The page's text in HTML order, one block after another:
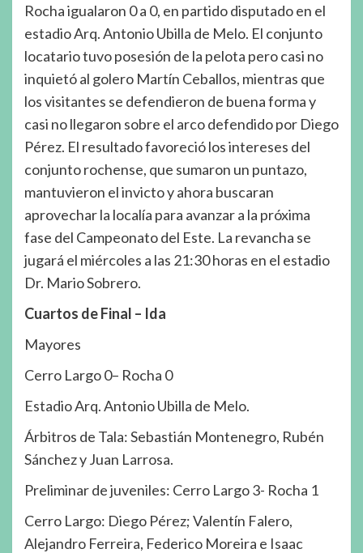
Rocha igualaron 0 a 0, en partido disputado en el
estadio Arq. Antonio Ubilla de Melo. El conjunto
locatario tuvo posesión de la pelota pero casi no
inquietó al golero Martín Ceballos, mientras que
los visitantes se defendieron de buena forma y
casi no llegaron sobre el arco defendido por Diego
Pérez. El resultado favoreció los intereses del
conjunto rochense, que sumaron un puntazo,
mantuvieron el invicto y ahora buscaran
aprovechar la localía para avanzar a la próxima
fase del Campeonato del Este. La revancha se
jugará el miércoles a las 21:30 horas en el estadio
Dr. Mario Sobrero.
Cuartos de Final – Ida
Mayores
Cerro Largo 0– Rocha 0
Estadio Arq. Antonio Ubilla de Melo.
Árbitros de Tala: Sebastián Montenegro, Rubén
Sánchez y Juan Larrosa.
Preliminar de juveniles: Cerro Largo 3- Rocha 1
Cerro Largo: Diego Pérez; Valentín Falero,
Alejandro Ferreira, Federico Moreira e Isaac